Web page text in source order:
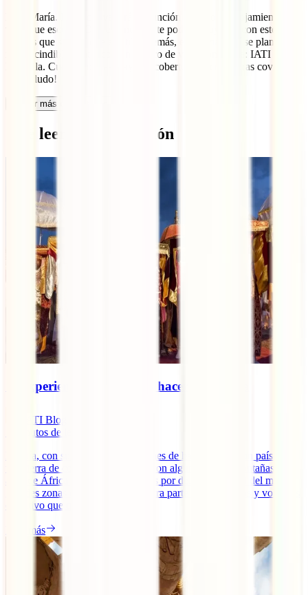
Hola María. El precio variará en función del tipo de alojamientos y
viaje que escojas. Con el itinerario te podemos ayudar con este de
15 días que seguro que es útil. Además, en un viaje así se plantea
imprescindible contar con un seguro de viaje como este: IATI
Esterella. Cuenta con las mayores coberturas y coberturas covid-19
¡Un saludo!
Cargar más comentarios
Qué leer a continuación
10 experiencias únicas que hacer en Etiopía
IATI Blog
minutos de lectura
Etiopía, con sus más de 100 millones de habitantes, es un país con
una tierra de contrastes naturales, con algunas de las montañas más
altas de África y a la vez con zonas por debajo del nivel del mar,
grandes zonas de cafetales y por otra parte lugares áridos y volcanes
en activo que quitan [...]
Leer más